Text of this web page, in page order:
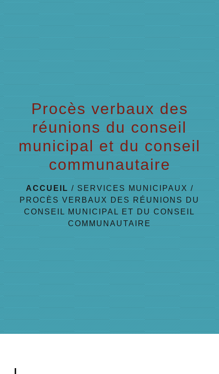
Procès verbaux des
réunions du conseil
municipal et du conseil
communautaire
ACCUEIL / SERVICES MUNICIPAUX /
PROCÈS VERBAUX DES RÉUNIONS DU
CONSEIL MUNICIPAL ET DU CONSEIL
COMMUNAUTAIRE